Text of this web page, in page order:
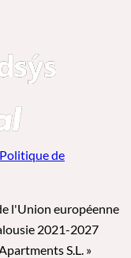
Politique de
l'Union européenne
2021-2027
S.L. »